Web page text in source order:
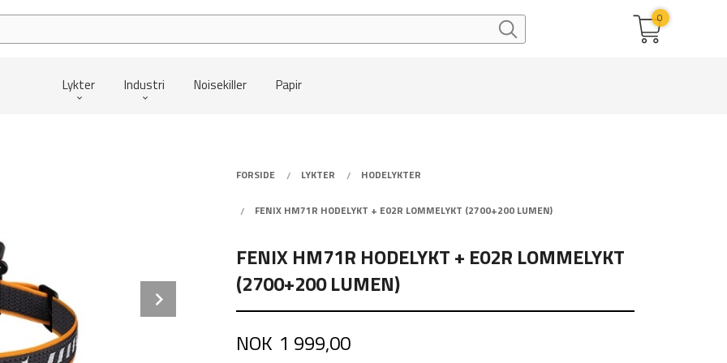
Lykter Industri Noisekiller Papir
0
FORSIDE LYKTER HODELYKTER
FENIX HM71R HODELYKT + E02R LOMMELYKT (2700+200 LUMEN)
FENIX HM71R HODELYKT + E02R LOMMELYKT
(2700+200 LUMEN)
Pris
NOK 1 999,00